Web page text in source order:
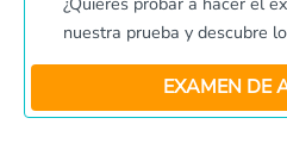
nuestra prueba y descubre
EXAMEN DE